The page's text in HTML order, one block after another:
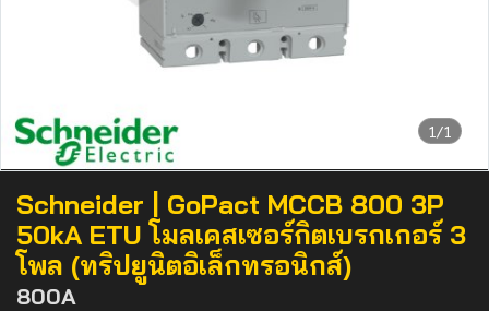
1/1
Schneider | GoPact MCCB 800 3P
50kA ETU โมลเคสเซอร์กิตเบรกเกอร์ 3
โพล (ทริปยูนิตอิเล็กทรอนิกส์)
800A